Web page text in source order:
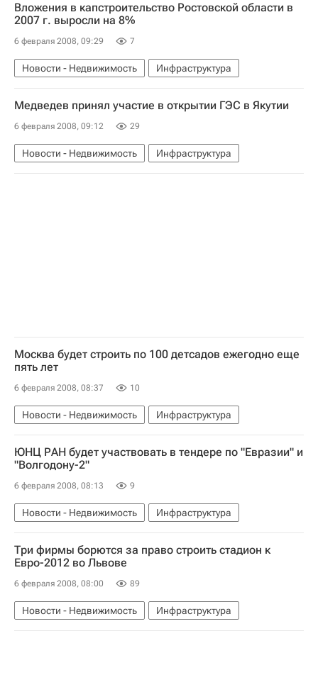
Вложения в капстроительство Ростовской области в
2007 г. выросли на 8%
6 февраля 2008, 09:29 7
Новости - Недвижимость Инфраструктура
Медведев принял участие в открытии ГЭС в Якутии
6 февраля 2008, 09:12 29
Новости - Недвижимость Инфраструктура
Москва будет строить по 100 детсадов ежегодно еще
пять лет
6 февраля 2008, 08:37 10
Новости - Недвижимость Инфраструктура
ЮНЦ РАН будет участвовать в тендере по "Евразии" и
"Волгодону-2"
6 февраля 2008, 08:13 9
Новости - Недвижимость Инфраструктура
Три фирмы борются за право строить стадион к
Евро-2012 во Львове
6 февраля 2008, 08:00 89
Новости - Недвижимость Инфраструктура